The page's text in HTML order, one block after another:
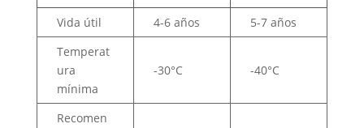
Vida útil 4-6 años
5-7 años
Temperat
ura
mínima
-30°C -40°C
Recomen